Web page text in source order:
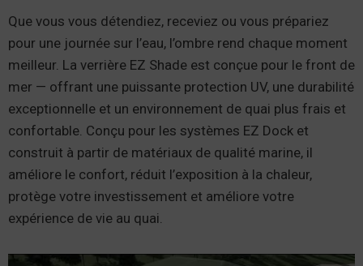
Que vous vous détendiez, receviez ou vous prépariez
pour une journée sur l’eau, l’ombre rend chaque moment
meilleur. La verrière EZ Shade est conçue pour le front de
mer — offrant une puissante protection UV, une durabilité
exceptionnelle et un environnement de quai plus frais et
confortable. Conçu pour les systèmes EZ Dock et
construit à partir de matériaux de qualité marine, il
améliore le confort, réduit l’exposition à la chaleur,
protège votre investissement et améliore votre
expérience de vie au quai.